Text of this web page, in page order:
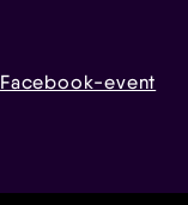
Facebook-event